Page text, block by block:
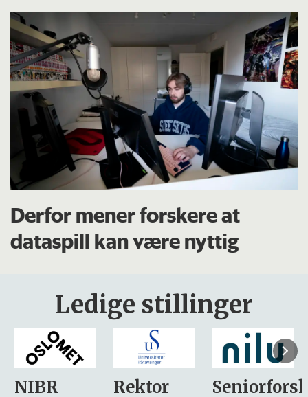
Derfor mener forskere at
dataspill kan være nyttig
Ledige stillinger
Rektor
Seniorforsker